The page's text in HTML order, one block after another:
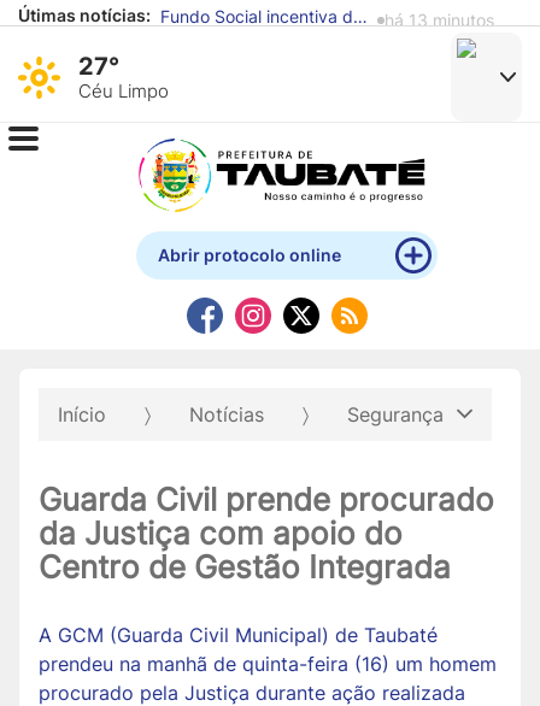
Útimas notícias:
Taubaté avança no Ideb e supera média nacional nos anos iniciais e finais do Ensino Fundamental há 16 horas
27°
Céu Limpo
Abrir protocolo online
Início Notícias Segurança
Guarda Civil prende procurado
da Justiça com apoio do
Centro de Gestão Integrada
A GCM (Guarda Civil Municipal) de Taubaté
prendeu na manhã de quinta-feira (16) um homem
procurado pela Justiça durante ação realizada